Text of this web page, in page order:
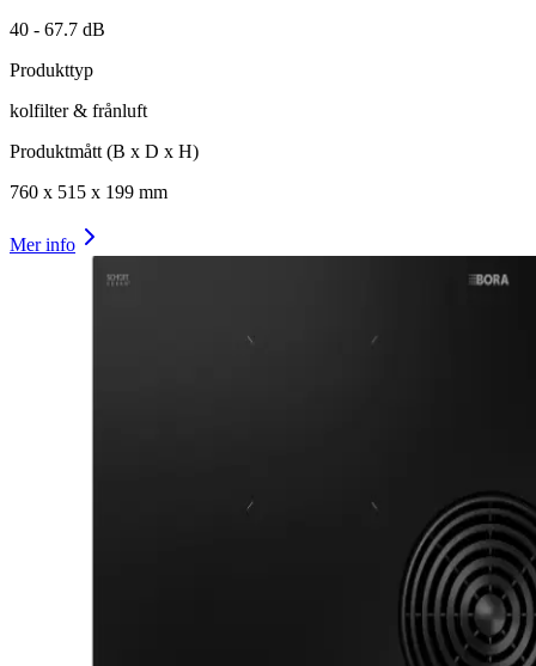
40 - 67.7 dB
Produkttyp
kolfilter & frånluft
Produktmått (B x D x H)
760 x 515 x 199 mm
Mer info